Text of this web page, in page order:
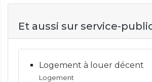
Et aussi sur service-
Logement à louer décent
Logement